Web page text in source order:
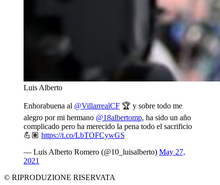
Luis Alberto
Enhorabuena al @VillarrealCF 🏆 y sobre todo me
alegro por mi hermano @18albertomp, ha sido un año
complicado pero ha merecido la pena todo el sacrificio
💪🏽 https://t.co/LbTOFCywGS
— Luis Alberto Romero (@10_luisalberto) May 27,
2021
© RIPRODUZIONE RISERVATA